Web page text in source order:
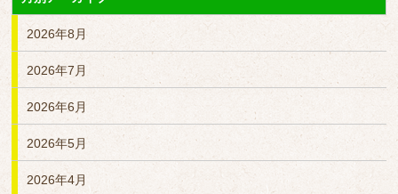
2026年8月
2026年7月
2026年6月
2026年5月
2026年4月